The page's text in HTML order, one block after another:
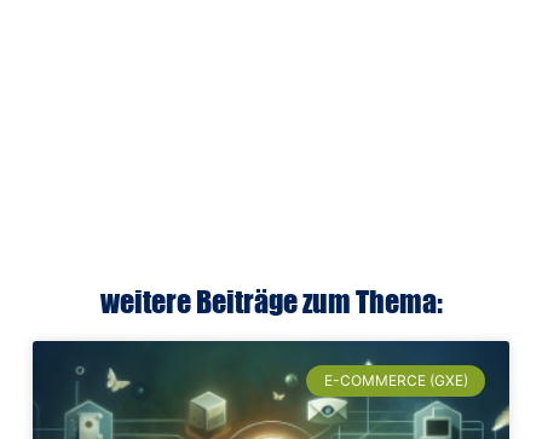
weitere Beiträge zum Thema:
E-COMMERCE (GXE)